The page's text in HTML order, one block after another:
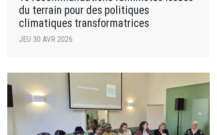
du terrain pour des politiques
climatiques transformatrices
JEU 30 AVR 2026